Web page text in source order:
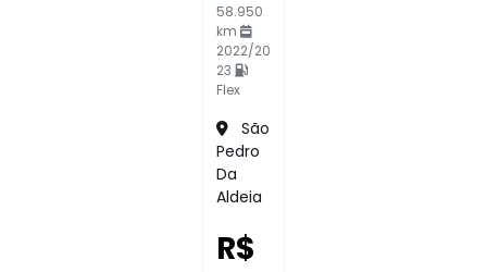
58.950
km
2022/20
23
Flex
São
Pedro
Da
Aldeia
R$